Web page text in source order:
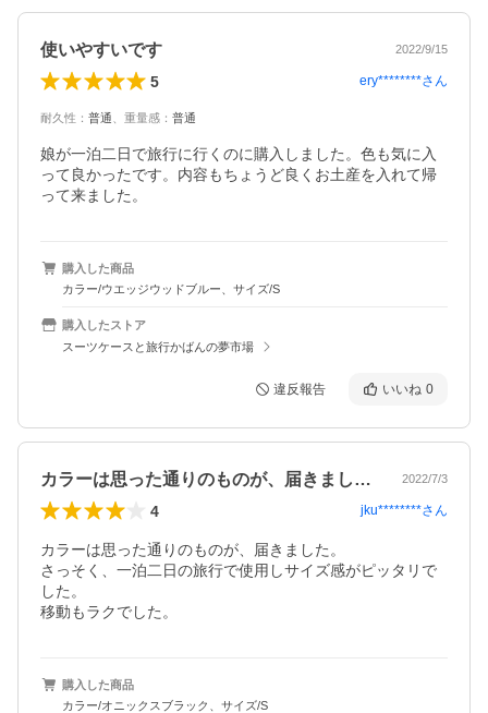
使いやすいです 2022/9/15
5 ery********さん
耐久性 ： 普通 重量感 ： 普通
娘が一泊二日で旅行に行くのに購入しました。色も気に入
って良かったです。内容もちょうど良くお土産を入れて帰
って来ました。
購入した商品
カラー/ウエッジウッドブルー、サイズ/S
購入したストア
スーツケースと旅行かばんの夢市場
違反報告 いいね 0
カラーは思った通りのものが、届きました… 2022/7/3
4 jku********さん
カラーは思った通りのものが、届きました。
さっそく、一泊二日の旅行で使用しサイズ感がピッタリで
した。
移動もラクでした。
購入した商品
カラー/オニックスブラック、サイズ/S